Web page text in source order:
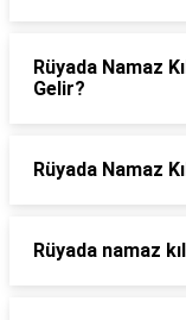
Rüyada Namaz
Gelir?
Rüyada Namaz
Rüyada namaz